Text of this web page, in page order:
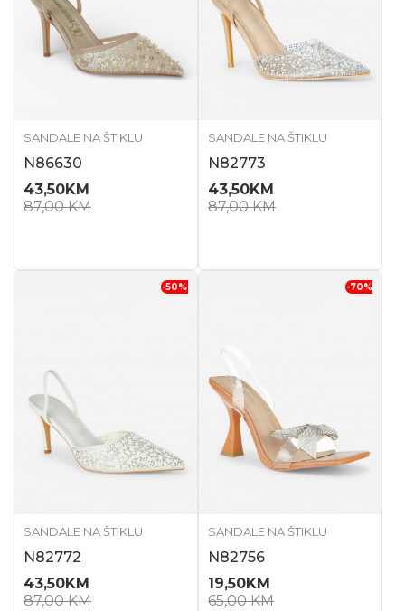
SANDALE NA ŠTIKLU
N86630
43,50KM
87,00KM
SANDALE NA ŠTIKLU
N82773
43,50KM
87,00KM
-50%
SANDALE NA ŠTIKLU
N82772
43,50KM
87,00KM
-70%
SANDALE NA ŠTIKLU
N82756
19,50KM
65,00KM